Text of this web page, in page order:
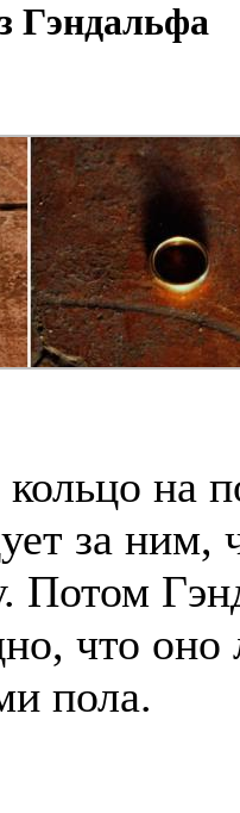
Гэндальфа
на
за ним,
Потом
что оно
пола.